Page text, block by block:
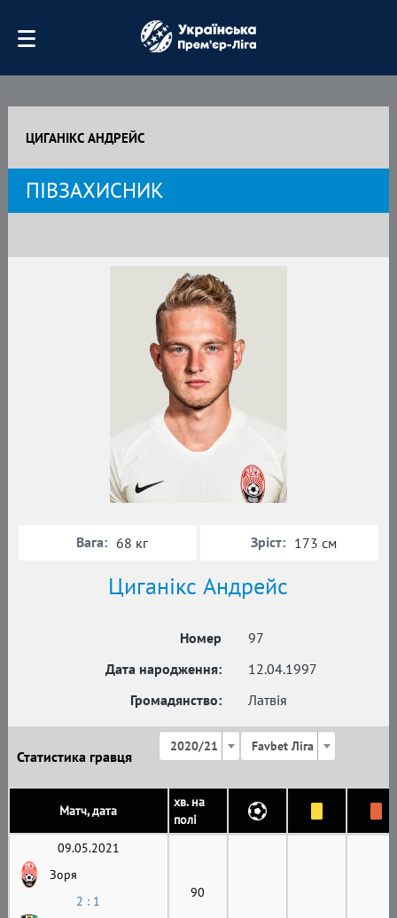
ЦИГАНІКС АНДРЕЙС
ПІВЗАХИСНИК
Циганікс Андрейс
Номер
97
Дата народження:
12.04.1997
Громадянство:
Латвія
Вага: 68 кг Зріст: 173 см
Статистика гравця
2020/21 Favbet Ліга
Матч, дата
хв. на
полі
09.05.2021
Зоря
2 : 1
90